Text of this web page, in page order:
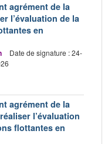
agrément de la
l’évaluation de la
en
Date de signature : 24-
agrément de la
l’évaluation
flottantes en